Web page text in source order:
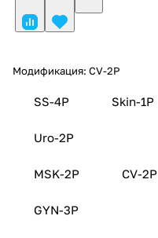
Модификация: CV-2P
SS-4P Skin-1P
Uro-2P
MSK-2P CV-2P
GYN-3P